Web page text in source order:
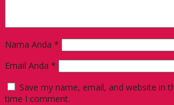
Nama Anda *
Email Anda *
Save my name, email, and website in
time I comment.